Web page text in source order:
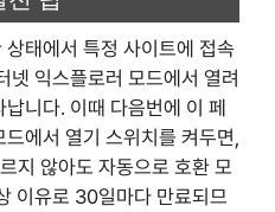
태에서 특정 사이트에 접속
넷 익스플로러 모드에서 열려
니다. 이때 다음번에 이 페
에서 열기 스위치를 켜두면,
지 않아도 자동으로 호환 모
이유로 30일마다 만료되므